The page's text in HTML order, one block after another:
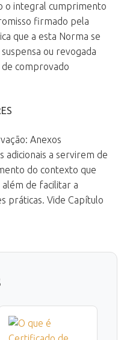
o integral cumprimento
firmado pela
que a esta Norma se
ou revogada
comprovado
Anexos
a servirem de
do contexto que
além de facilitar a
práticas. Vide Capítulo